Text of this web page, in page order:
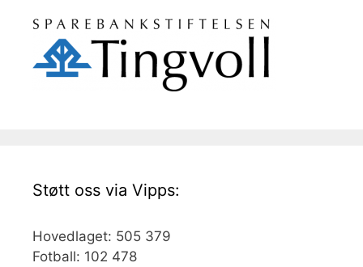
Støtt oss via Vipps:
Hovedlaget: 505 379
Fotball: 102 478